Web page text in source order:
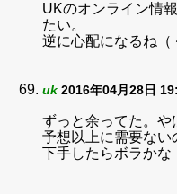
UKのオンライン情
たい。
逆に心配になるね（
uk 2016年04月28日
ずっと余ってた。や
予想以上に需要ない
下手したらボラかな